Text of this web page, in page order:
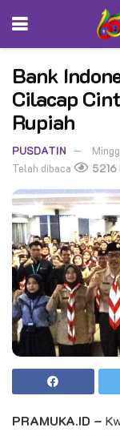
Bank
Cilacap
Rupiah
PUSDATIN
Telah dibaca
5216
PRAMUKA.ID –